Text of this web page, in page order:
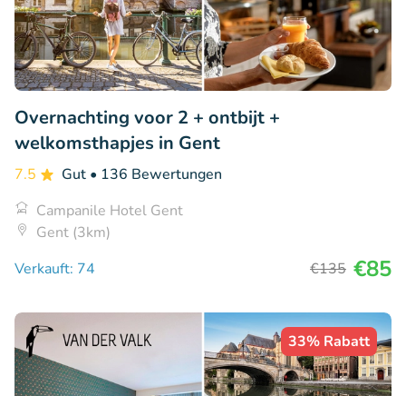
Overnachting voor 2 + ontbijt +
welkomsthapjes in Gent
7.5 Gut • 136 Bewertungen
Campanile Hotel Gent
Gent (3km)
Verkauft: 74
€135 €85
33% Rabatt